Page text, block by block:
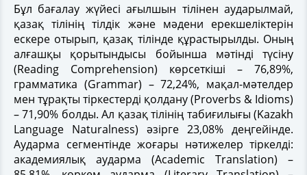
Бұл бағалау жүйесі ағылшын тілінен аударылмай,
қазақ тілінің тілдік және мәдени ерекшеліктерін
ескере отырып, қазақ тілінде құрастырылды. Оның
алғашқы қорытындысы бойынша мәтінді түсіну
(Reading Comprehension) көрсеткіші – 76,89%,
грамматика (Grammar) – 72,24%, мақал-мәтелдер
мен тұрақты тіркестерді қолдану (Proverbs & Idioms)
– 71,90% болды. Ал қазақ тілінің табиғилығы (Kazakh
Language Naturalness) әзірге 23,08% деңгейінде.
Аударма сегментінде жоғары нәтижелер тіркелді:
академиялық аударма (Academic Translation) –